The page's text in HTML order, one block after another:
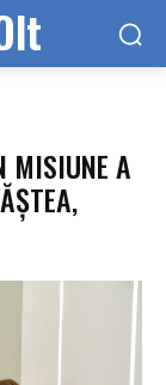
MISIUNE A